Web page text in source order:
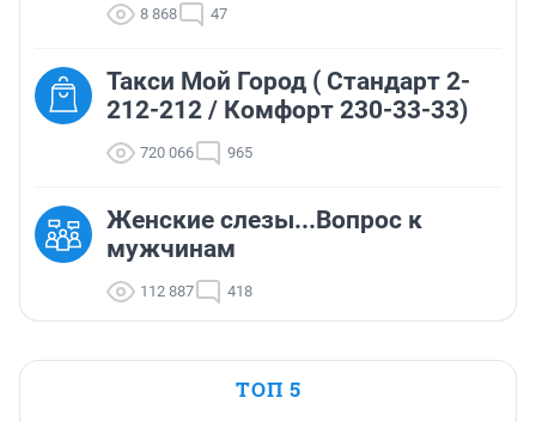
8 868 47
Такси Мой Город ( Стандарт 2-
212-212 / Комфорт 230-33-33)
720 066 965
Женские слезы...Вопрос к
мужчинам
112 887 418
ТОП 5